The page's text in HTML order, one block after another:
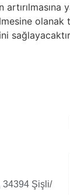
olanak
34394 Şişli/